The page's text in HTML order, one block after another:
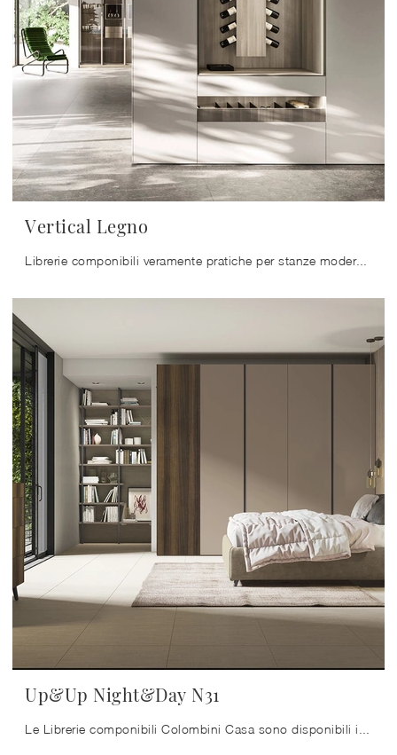
Vertical Legno
Librerie componibili veramente pratiche per stanze moderne: ottieni informazioni sul modello Vertical Legno della marca Arrital!
Up&Up Night&Day N31